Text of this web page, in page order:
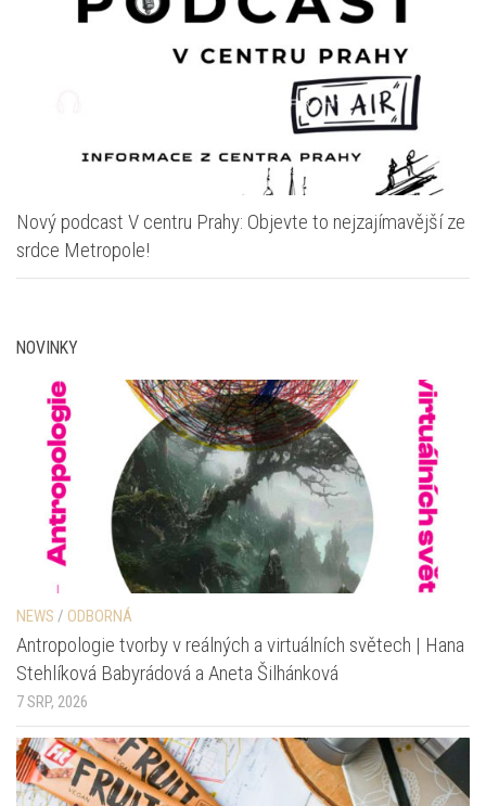
Nový podcast V centru Prahy: Objevte to nejzajímavější ze
srdce Metropole!
NOVINKY
NEWS / ODBORNÁ
Antropologie tvorby v reálných a virtuálních světech | Hana
Stehlíková Babyrádová a Aneta Šilhánková
7 SRP, 2026